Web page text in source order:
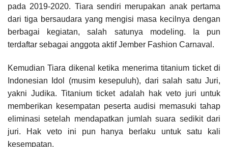
pada 2019-2020. Tiara sendiri merupakan anak pertama
dari tiga bersaudara yang mengisi masa kecilnya dengan
berbagai kegiatan, salah satunya modeling. Ia pun
terdaftar sebagai anggota aktif Jember Fashion Carnaval.
Kemudian Tiara dikenal ketika menerima titanium ticket di
Indonesian Idol (musim kesepuluh), dari salah satu Juri,
yakni Judika. Titanium ticket adalah hak veto juri untuk
memberikan kesempatan peserta audisi memasuki tahap
eliminasi setelah mendapatkan jumlah suara sedikit dari
juri. Hak veto ini pun hanya berlaku untuk satu kali
kesempatan.